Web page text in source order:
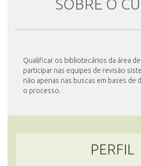
DOCENTES
CONTATO
SOBRE O
Qualificar os bibliotecários da área
participar nas equipes de revisão
não apenas nas buscas em bases de
o processo.
PERFIL